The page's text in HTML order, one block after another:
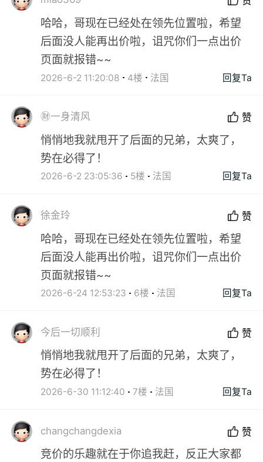
哈哈，哥现在已经处在领先位置啦，希望
后面没人能再出价啦，诅咒你们一点出价
页面就报错~~
2026-6-2 11:20:08 4楼 法国 回复Ta
㊖一身清风 赞
悄悄地我就甩开了后面的兄弟，太爽了，
势在必得了！
2026-6-2 23:05:36 5楼 法国 回复Ta
徐金玲 赞
哈哈，哥现在已经处在领先位置啦，希望
后面没人能再出价啦，诅咒你们一点出价
页面就报错~~
2026-6-24 12:53:23 6楼 法国 回复Ta
今后一切顺利 赞
悄悄地我就甩开了后面的兄弟，太爽了，
势在必得了！
2026-6-30 11:12:40 7楼 法国 回复Ta
changchangdexia 赞
竞价的乐趣就在于你追我赶，反正大家都